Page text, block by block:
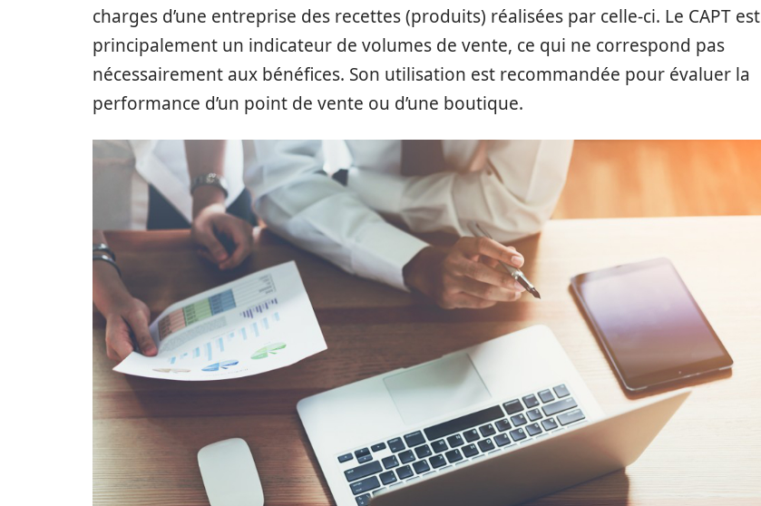
charges d’une entreprise des recettes (produits) réalisées par celle-ci. Le CAPT est
principalement un indicateur de volumes de vente, ce qui ne correspond pas
nécessairement aux bénéfices. Son utilisation est recommandée pour évaluer la
performance d’un point de vente ou d’une boutique.